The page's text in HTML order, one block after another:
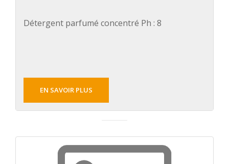
Détergent parfumé concentré Ph : 8
EN SAVOIR PLUS